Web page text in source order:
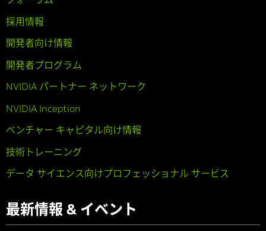
採用情報
開発者向け情報
開発者プログラム
NVIDIA パートナー ネットワーク
NVIDIA Inception
ベンチャー キャピタル向け情報
技術トレーニング
データ サイエンス向けプロフェッショナル サービス
最新情報 & イベント